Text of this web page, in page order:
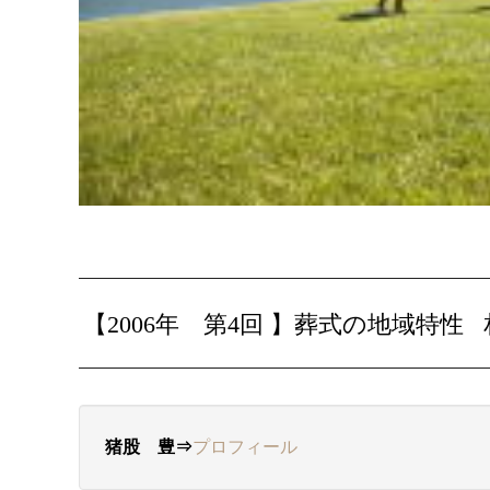
【2006年 第4回 】葬式の地域特性
猪股 豊⇒プロフィール